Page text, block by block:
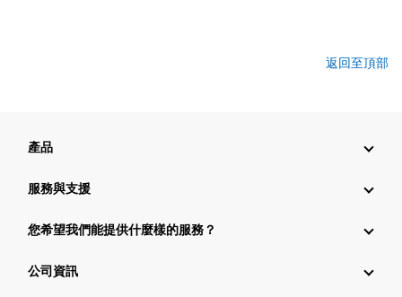
返回至頂部
產品
服務與支援
您希望我們能提供什麼樣的服務？
公司資訊